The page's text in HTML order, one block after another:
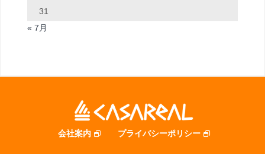
31
« 7月
会社案内 プライバシーポリシー